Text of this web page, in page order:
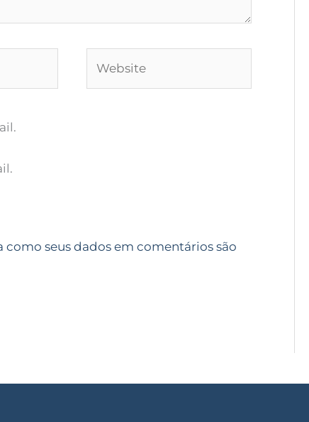
como seus dados em comentários são